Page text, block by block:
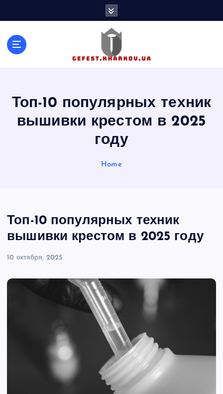
Топ-10 популярных техник
вышивки крестом в 2025
году
Home
Топ-10 популярных техник
вышивки крестом в 2025 году
10 октября, 2025